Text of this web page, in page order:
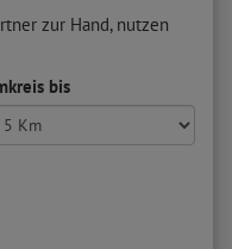
zur Hand, nutzen
bis